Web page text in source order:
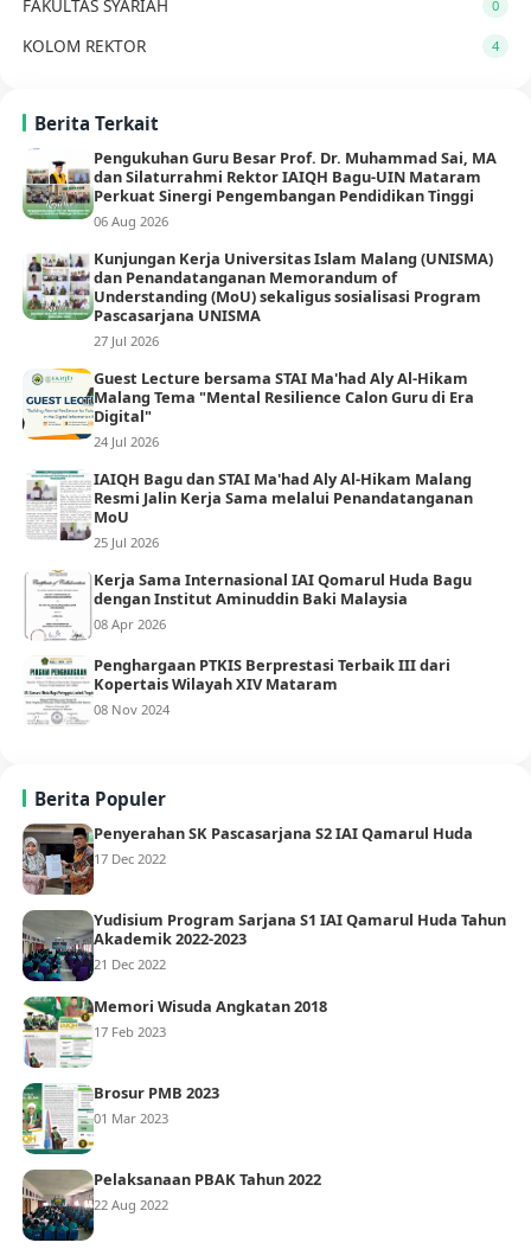
FAKULTAS SYARIAH 0
KOLOM REKTOR 4
Berita Terkait
Pengukuhan Guru Besar Prof. Dr. Muhammad Sai, MA
dan Silaturrahmi Rektor IAIQH Bagu-UIN Mataram
Perkuat Sinergi Pengembangan Pendidikan Tinggi
06 Aug 2026
Kunjungan Kerja Universitas Islam Malang (UNISMA)
dan Penandatanganan Memorandum of
Understanding (MoU) sekaligus sosialisasi Program
Pascasarjana UNISMA
27 Jul 2026
Guest Lecture bersama STAI Ma'had Aly Al-Hikam
Malang Tema "Mental Resilience Calon Guru di Era
Digital"
24 Jul 2026
IAIQH Bagu dan STAI Ma'had Aly Al-Hikam Malang
Resmi Jalin Kerja Sama melalui Penandatanganan
MoU
25 Jul 2026
Kerja Sama Internasional IAI Qomarul Huda Bagu
dengan Institut Aminuddin Baki Malaysia
08 Apr 2026
Penghargaan PTKIS Berprestasi Terbaik III dari
Kopertais Wilayah XIV Mataram
08 Nov 2024
Berita Populer
Penyerahan SK Pascasarjana S2 IAI Qamarul Huda
17 Dec 2022
Yudisium Program Sarjana S1 IAI Qamarul Huda Tahun
Akademik 2022-2023
21 Dec 2022
Memori Wisuda Angkatan 2018
17 Feb 2023
Brosur PMB 2023
01 Mar 2023
Pelaksanaan PBAK Tahun 2022
22 Aug 2022